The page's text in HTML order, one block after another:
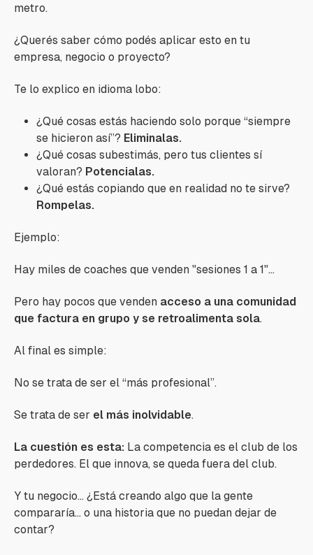
metro.
¿Querés saber cómo podés aplicar esto en tu
empresa, negocio o proyecto?
Te lo explico en idioma lobo:
¿Qué cosas estás haciendo solo porque “siempre
se hicieron así”? Eliminalas.
¿Qué cosas subestimás, pero tus clientes sí
valoran? Potencialas.
¿Qué estás copiando que en realidad no te sirve?
Rompelas.
Ejemplo:
Hay miles de coaches que venden "sesiones 1 a 1"…
Pero hay pocos que venden acceso a una comunidad
que factura en grupo y se retroalimenta sola.
Al final es simple:
No se trata de ser el “más profesional”.
Se trata de ser el más inolvidable.
La cuestión es esta: La competencia es el club de los
perdedores. El que innova, se queda fuera del club.
Y tu negocio... ¿Está creando algo que la gente
compararía… o una historia que no puedan dejar de
contar?